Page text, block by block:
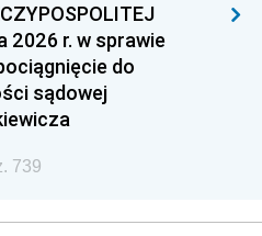
2026 r. w sprawie
do
sądowej
739